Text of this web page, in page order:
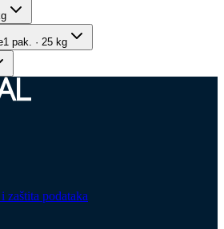
1 pak. · 25 kg
zaštita podataka